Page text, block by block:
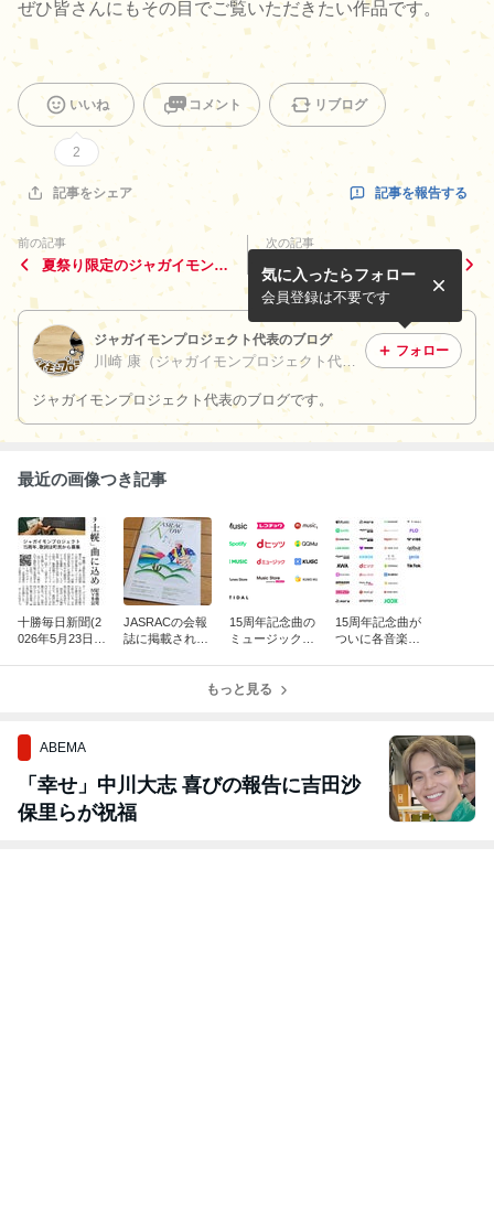
ぜひ皆さんにもその目でご覧いただきたい作品です。
いいね
2
コメント リブログ
記事をシェア 記事を報告する
前の記事
夏祭り限定のジャガイモン缶
バッジ
次の記事
ジャガイモンが、北海道 食
旅本 kerankeran で紹介され
ました
ジャガイモンプロジェクト代表のブログ
ジャガイモンプロジェクト代表のブログです。
気に入ったらフォロー
会員登録は不要です
フォロー
最近の画像つき記事
十勝毎日新聞(2
026年5月23日
JASRACの会報
誌に掲載されま
15周年記念曲の
ミュージックビ
タート！
15周年記念曲が
ついに各音楽配
もっと見る
ABEMA
「幸せ」中川大志 喜びの報告に吉田沙
保里らが祝福